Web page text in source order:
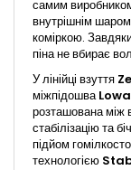
самим
внутрішнім
коміркою.
піна не вбирає
У лінійці взуття
міжпідошва
розташована між
стабілізацію та
підйом
технологією